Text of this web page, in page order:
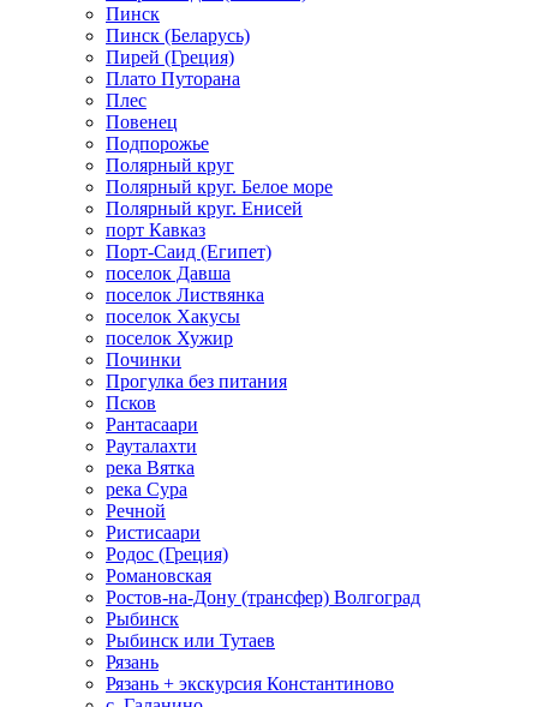
Пинск
Пинск (Беларусь)
Пирей (Греция)
Плато Путорана
Плес
Повенец
Подпорожье
Полярный круг
Полярный круг. Белое море
Полярный круг. Енисей
порт Кавказ
Порт-Саид (Египет)
поселок Давша
поселок Листвянка
поселок Хакусы
поселок Хужир
Починки
Прогулка без питания
Псков
Рантасаари
Рауталахти
река Вятка
река Сура
Речной
Ристисаари
Родос (Греция)
Романовская
Ростов-на-Дону (трансфер) Волгоград
Рыбинск
Рыбинск или Тутаев
Рязань
Рязань + экскурсия Константиново